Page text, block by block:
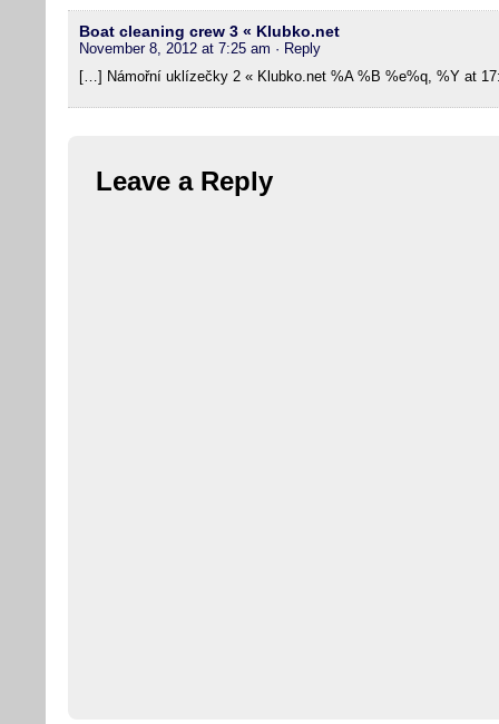
Boat cleaning crew 3 « Klubko.net
November 8, 2012 at 7:25 am · Reply
[…] Námořní uklízečky 2 « Klubko.net %A %B %e%q, %Y at
Leave a Reply